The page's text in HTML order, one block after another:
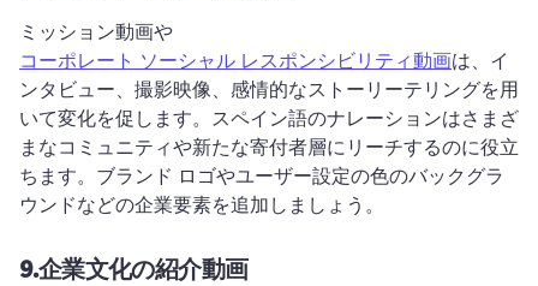
ミッション動画や
コーポレート ソーシャル レスポンシビリティ動画は、イ
ンタビュー、撮影映像、感情的なストーリーテリングを用
いて変化を促します。 スペイン語のナレーションはさまざ
まなコミュニティや新たな寄付者層にリーチするのに役立
ちます。 ブランド ロゴやユーザー設定の色のバックグラ
ウンドなどの企業要素を追加しましょう。
9.企業文化の紹介動画